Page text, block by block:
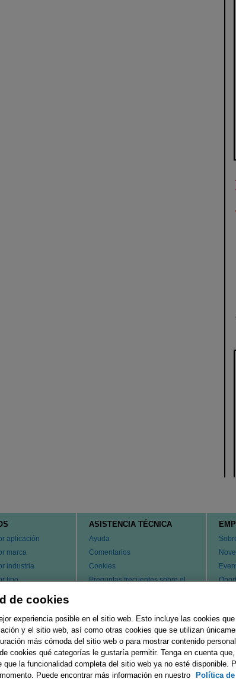
aplicación
marca
industria
tipo
de nuestros
ASISTENCIA TÉCNICA
Ayuda
Comentarios
Cookies
Preguntas frecuentes sobre el
Contacte con nosotros
Locales Grupo Merck Pie de imprenta
de cookies
experiencia posible en el sitio web. Esto incluye las cookies
y el sitio web, así como otras cookies que se utilizan
más cómoda del sitio web o para mostrar contenido
cookies qué categorías le gustaría permitir. Tenga en cuenta que,
la funcionalidad completa del sitio web ya no esté disponible.
Puede encontrar más información en nuestro
Política de